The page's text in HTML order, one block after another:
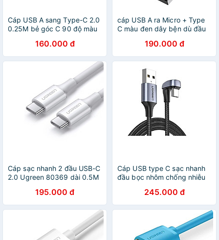
Cáp USB A sang Type-C 2.0
0.25M bẻ góc C 90 độ màu
tính ra điện thoại dài 25cm
Ugreen 70430 US317 Hàng
Chính Hãng
160.000 đ
cáp USB A ra Micro + Type
C màu đen dây bện dù đầu
177UB30875US 1m hàng
chính hãng
190.000 đ
Cáp sạc nhanh 2 đầu USB-C
2.0 Ugreen 80369 dài 0.5M
chính hãng195.000 đ
Cáp USB type C sạc nhanh
đầu bọc nhôm chống nhiễu
Ugreen 70315 US311 Hàng
Chính Hãng
245.000 đ